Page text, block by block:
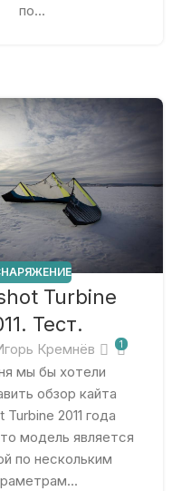
по...
Turbine
Тест.
Кремнёв 1
мы бы хотели
обзор кайта
Turbine 2011 года
модель является
по нескольким